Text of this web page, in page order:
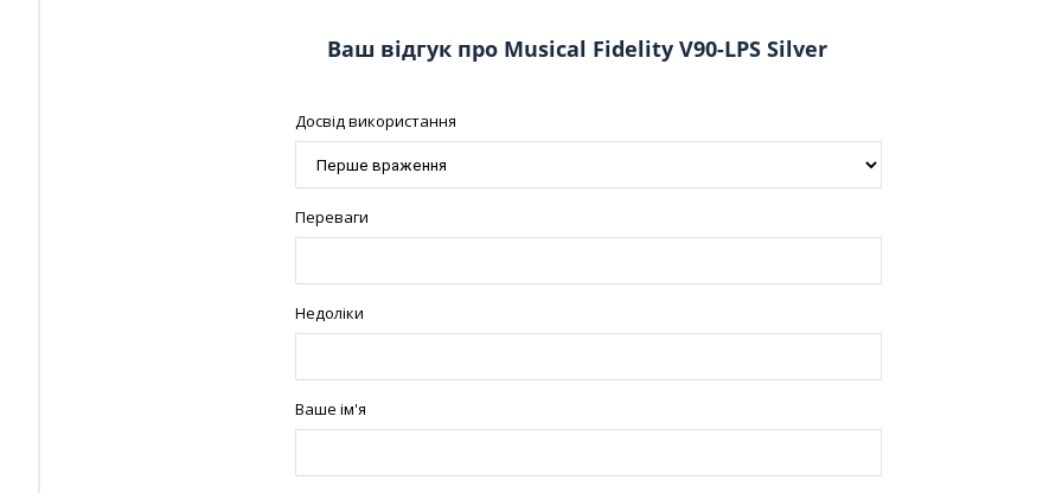
Ваш відгук про Musical Fidelity V90-LPS Silver
Досвід використання
Переваги
Недоліки
Ваше ім'я